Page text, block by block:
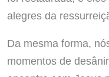
alegres da
Da mesma forma,
momentos de